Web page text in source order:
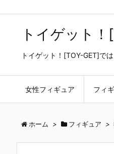
トイゲット
トイゲット！[TOY-GET]で
女性フィギュア フィ
ホーム > フィギュア >